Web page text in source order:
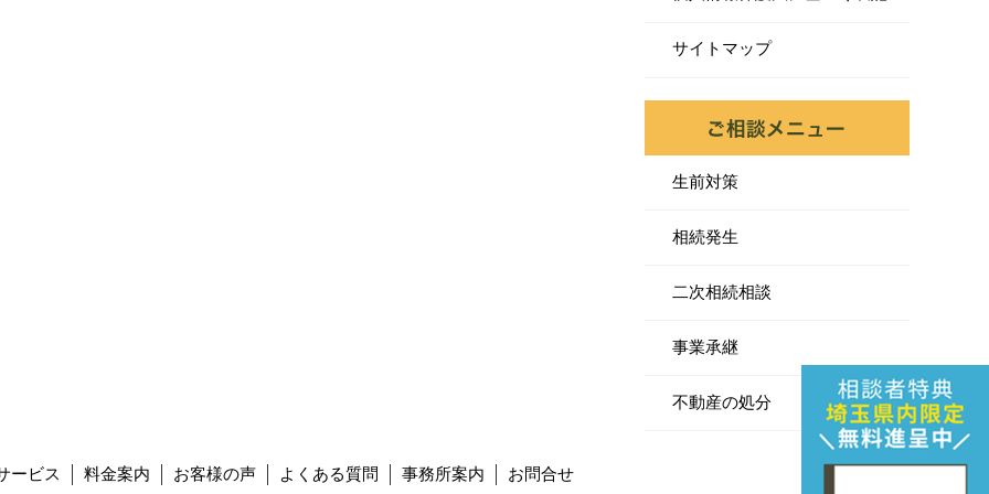
サイトマップ
生前対策
相続発生
二次相続相談
事業承継
不動産の処分
ービス 料金案内 お客様の声 よくある質問 事務所案内 お問合せ